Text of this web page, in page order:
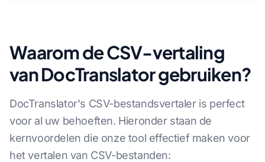
Waarom de CSV-vertaling
van DocTranslator gebruiken?
DocTranslator's CSV-bestandsvertaler is perfect
voor al uw behoeften. Hieronder staan de
kernvoordelen die onze tool effectief maken voor
het vertalen van CSV-bestanden: